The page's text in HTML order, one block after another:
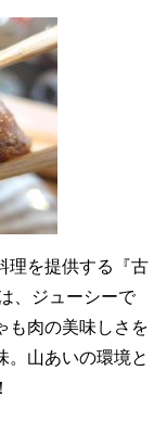
理を提供する『古
、ジューシーで
も肉の美味しさを
。山あいの環境と